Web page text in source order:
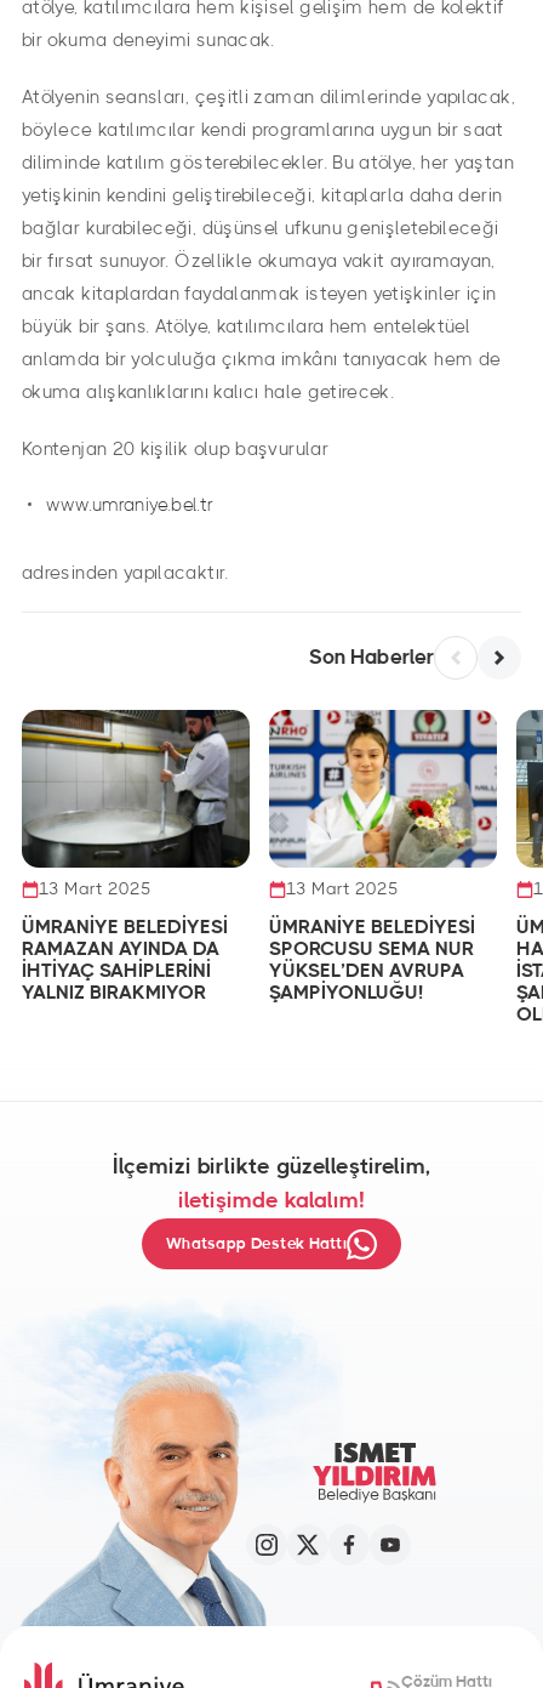
atölye, katılımcılara hem kişisel gelişim hem de kolektif
bir okuma deneyimi sunacak.
Atölyenin seansları, çeşitli zaman dilimlerinde yapılacak,
böylece katılımcılar kendi programlarına uygun bir saat
diliminde katılım gösterebilecekler. Bu atölye, her yaştan
yetişkinin kendini geliştirebileceği, kitaplarla daha derin
bağlar kurabileceği, düşünsel ufkunu genişletebileceği
bir fırsat sunuyor. Özellikle okumaya vakit ayıramayan,
ancak kitaplardan faydalanmak isteyen yetişkinler için
büyük bir şans. Atölye, katılımcılara hem entelektüel
anlamda bir yolculuğa çıkma imkânı tanıyacak hem de
okuma alışkanlıklarını kalıcı hale getirecek.
Kontenjan 20 kişilik olup başvurular
www.umraniye.bel.tr
adresinden yapılacaktır.
Son Haberler
13 Mart 2025
ÜMRANİYE BELEDİYESİ
RAMAZAN AYINDA DA
İHTİYAÇ SAHİPLERİNİ
YALNIZ BIRAKMIYOR
13 Mart 2025
ÜMRANİYE BELEDİYESİ
SPORCUSU SEMA NUR
YÜKSEL’DEN AVRUPA
ŞAMPİYONLUĞU!
İlçemizi birlikte güzelleştirelim,
iletişimde kalalım!
Whatsapp Destek Hattı
Çözüm Hattı